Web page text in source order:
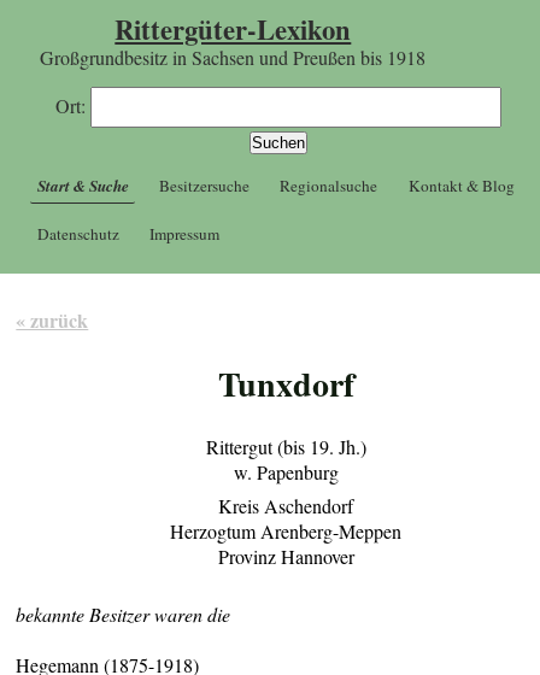
Rittergüter-Lexikon
Großgrundbesitz in Sachsen und Preußen bis 1918
Ort:
Start & Suche Besitzersuche Regionalsuche Kontakt & Blog
Datenschutz Impressum
« zurück
Tunxdorf
Rittergut (bis 19. Jh.)
w. Papenburg
Kreis Aschendorf
Herzogtum Arenberg-Meppen
Provinz Hannover
bekannte Besitzer waren die
Hegemann (1875-1918)